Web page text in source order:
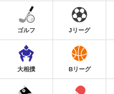
ゴルフ Jリーグ
大相撲 Bリーグ